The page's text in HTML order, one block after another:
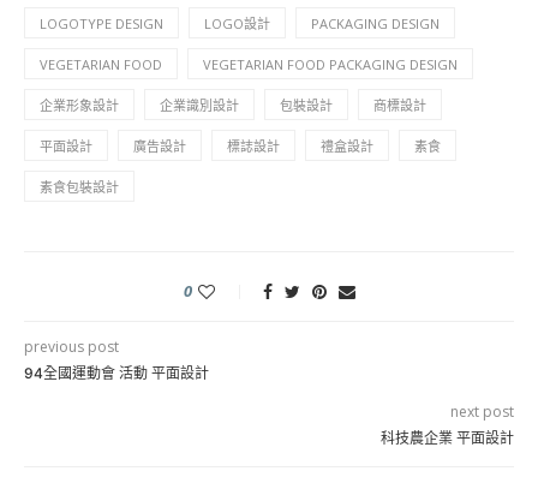
LOGOTYPE DESIGN LOGO設計 PACKAGING DESIGN
VEGETARIAN FOOD VEGETARIAN FOOD PACKAGING DESIGN
企業形象設計 企業識別設計 包裝設計 商標設計
平面設計 廣告設計 標誌設計 禮盒設計 素食
素食包裝設計
0
previous post
94全國運動會 活動 平面設計
next post
科技農企業 平面設計